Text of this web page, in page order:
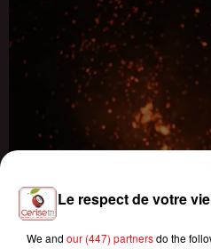
Le respect de votre
We and our (447) partnersdo the